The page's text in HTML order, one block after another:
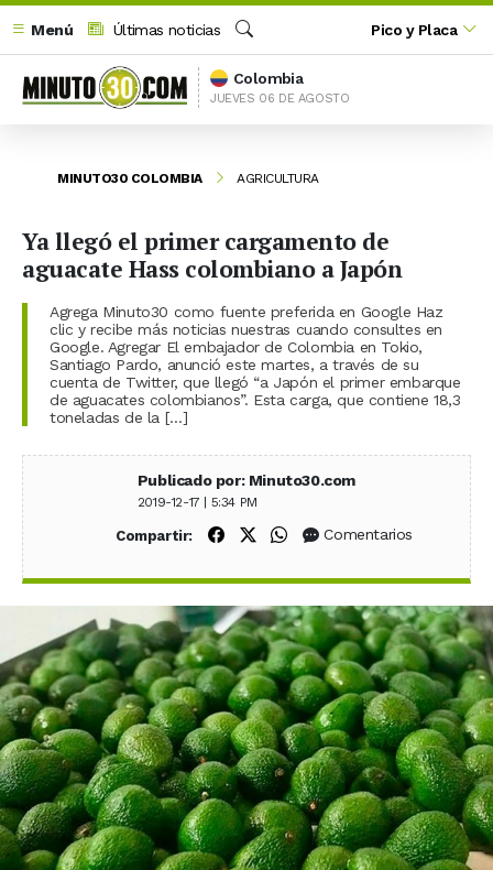
Menú
Últimas noticias
Buscar
Pico y Placa
Colombia
JUEVES 06 DE AGOSTO
MINUTO30 COLOMBIA AGRICULTURA
Ya llegó el primer cargamento de
aguacate Hass colombiano a Japón
Agrega Minuto30 como fuente preferida en Google Haz
clic y recibe más noticias nuestras cuando consultes en
Google. Agregar El embajador de Colombia en Tokio,
Santiago Pardo, anunció este martes, a través de su
cuenta de Twitter, que llegó “a Japón el primer embarque
de aguacates colombianos”. Esta carga, que contiene 18,3
toneladas de la […]
Publicado por: Minuto30.com
2019-12-17 | 5:34 PM
Compartir: Compartir en Facebook
Compartir en X (Twitter)
Compartir en WhatsApp
Comentarios